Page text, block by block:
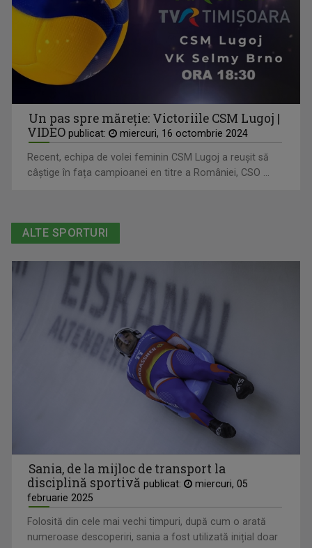
Un pas spre măreție: Victoriile CSM Lugoj |
VIDEO publicat: miercuri, 16 octombrie 2024
Recent, echipa de volei feminin CSM Lugoj a reușit să
câștige în fața campioanei en titre a României, CSO ...
ALTE SPORTURI
Sania, de la mijloc de transport la
disciplină sportivă publicat:
miercuri, 05
februarie 2025
Folosită din cele mai vechi timpuri, după cum o arată
numeroase descoperiri, sania a fost utilizată inițial doar